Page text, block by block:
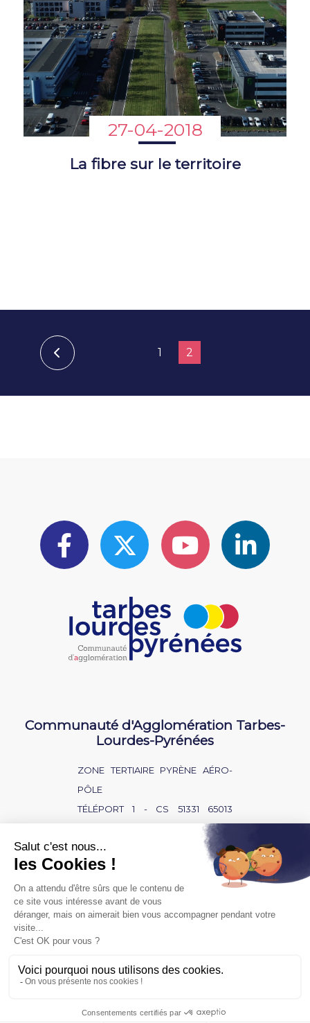
27-04-2018
La fibre sur le territoire
1 2
Communauté d'Agglomération Tarbes-
Lourdes-Pyrénées
ZONE TERTIAIRE PYRÈNE AÉRO-
PÔLE
TÉLÉPORT 1 - CS 51331 65013
BAISSE D'AUDITION ?
SOURD OU MALENTENDANT ?
POLITIQUE DE CONFIDENTIALITÉ
MENTIONS LÉGALES ACCÈS PRIVÉ